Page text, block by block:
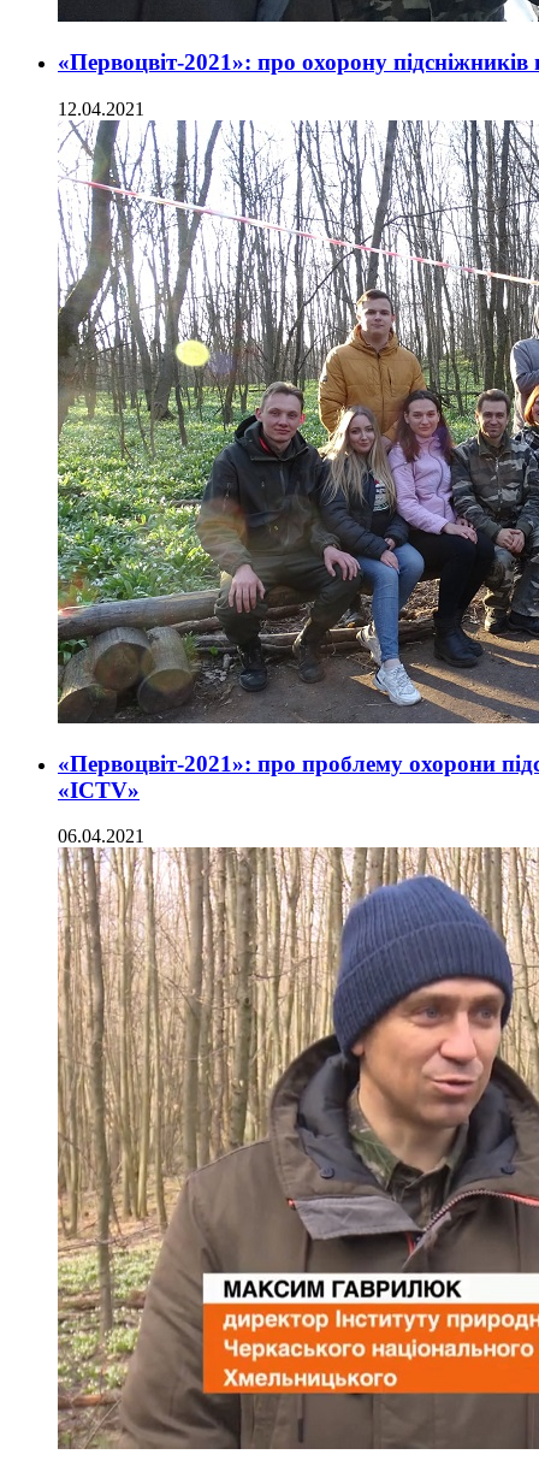
«Первоцвіт-2021»: про охорону
12.04.2021
«Первоцвіт-2021»: про проблему охорони
«ICTV»
06.04.2021